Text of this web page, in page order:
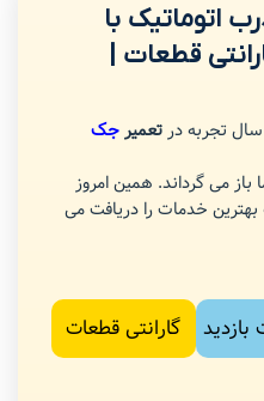
اتوماتیک با
قطعات |
تعمیرجک
می گرداند. همین امروز
خدمات را دریافت می
گارانتی قطعات